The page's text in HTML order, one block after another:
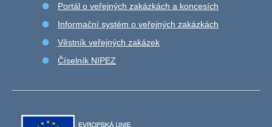
Portál o veřejných zakázkách a koncesích
Informační systém o veřejných zakázkách
Věstník veřejných zakázek
Číselník NIPEZ